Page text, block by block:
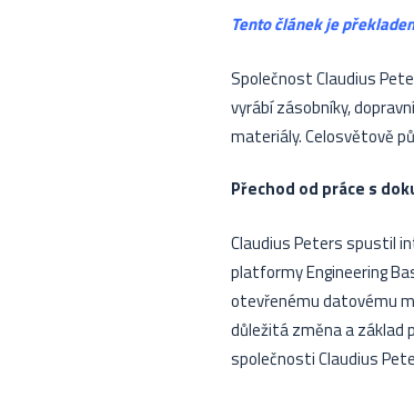
Tento článek je
Společnost Claudius
vyrábí zásobníky,
materiály. Celosvětově
Přechod od práce s
Claudius Peters spustil
platformy Engineering
otevřenému datovému
důležitá změna a základ
společnosti Claudius